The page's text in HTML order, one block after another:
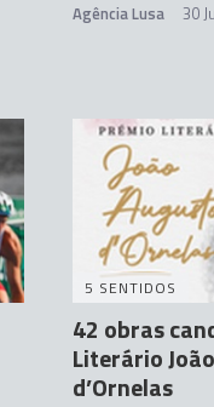
Agência Lusa 30
5 SENTIDOS
42 obras
Literário
d’Ornelas